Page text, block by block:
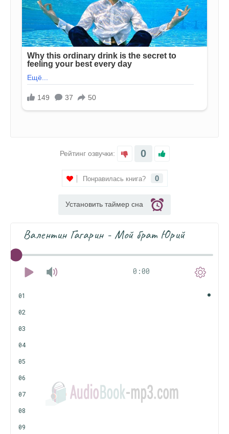
Рейтинг озвучки: 0
Понравилась книга? 0
Установить таймер сна
Валентин Гагарин - Мой брат Юрий
0:00
01
02
03
04
05
06
07
08
09